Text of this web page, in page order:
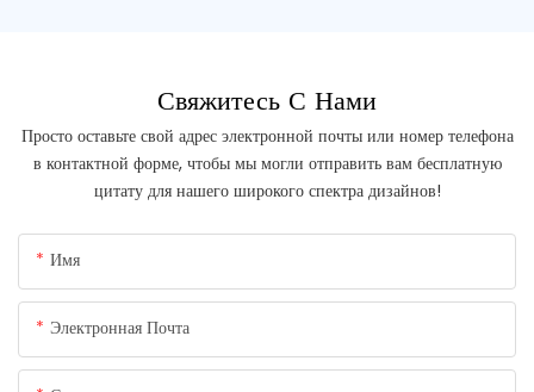
Свяжитесь С Нами
Просто оставьте свой адрес электронной почты или номер телефона
в контактной форме, чтобы мы могли отправить вам бесплатную
цитату для нашего широкого спектра дизайнов!
Имя
Электронная Почта